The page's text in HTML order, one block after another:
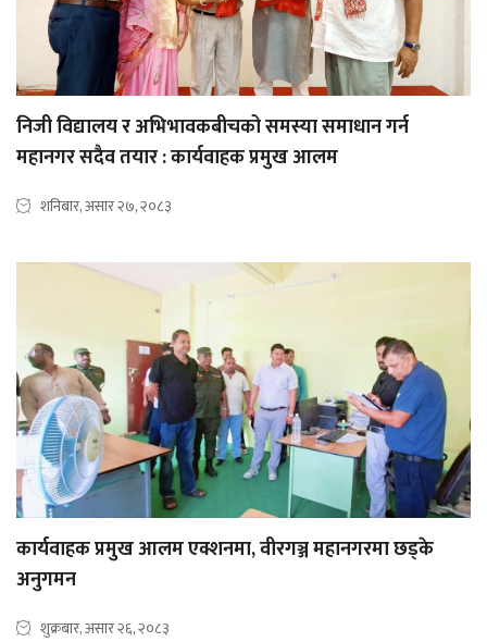
निजी विद्यालय र अभिभावकबीचको समस्या समाधान गर्न
महानगर सदैव तयार : कार्यवाहक प्रमुख आलम
शनिबार, असार २७, २०८३
कार्यवाहक प्रमुख आलम एक्शनमा, वीरगञ्ज महानगरमा छड्के
अनुगमन
शुक्रबार, असार २६, २०८३